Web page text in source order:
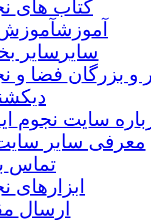
کتاب های
آموزش
سایر سایر
و بزرگان فضا و
سایت نجوم
معرفی سایر
تماس
ابزارهای
ارسال